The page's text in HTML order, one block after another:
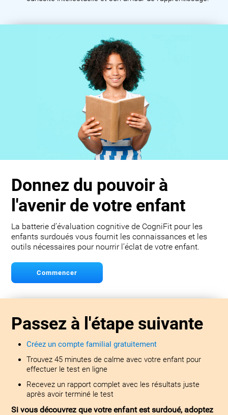
Donnez du pouvoir à
l'avenir de votre enfant
La batterie d’évaluation cognitive de CogniFit pour les
enfants surdoués vous fournit les connaissances et les
outils nécessaires pour nourrir l’éclat de votre enfant.
Commencer
Passez à l'étape suivante
Créez un compte familial gratuitement
Trouvez 45 minutes de calme avec votre enfant pour
effectuer le test en ligne
Recevez un rapport complet avec les résultats juste
après avoir terminé le test
Si vous découvrez que votre enfant est surdoué, adoptez